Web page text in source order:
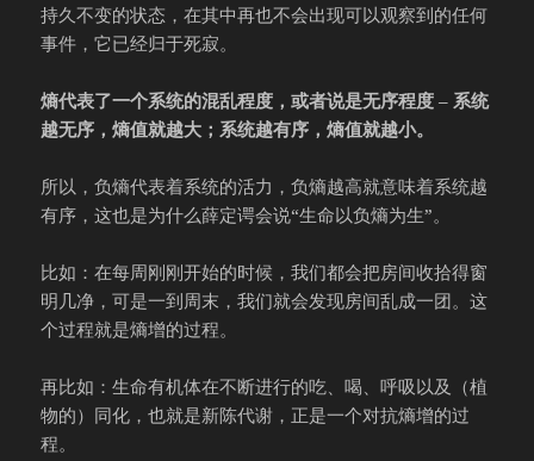
持久不变的状态，在其中再也不会出现可以观察到的任何
事件，它已经归于死寂。
熵代表了一个系统的混乱程度，或者说是无序程度 – 系统
越无序，熵值就越大；系统越有序，熵值就越小。
所以，负熵代表着系统的活力，负熵越高就意味着系统越
有序，这也是为什么薛定谔会说“生命以负熵为生”。
比如：在每周刚刚开始的时候，我们都会把房间收拾得窗
明几净，可是一到周末，我们就会发现房间乱成一团。这
个过程就是熵增的过程。
再比如：生命有机体在不断进行的吃、喝、呼吸以及（植
物的）同化，也就是新陈代谢，正是一个对抗熵增的过
程。